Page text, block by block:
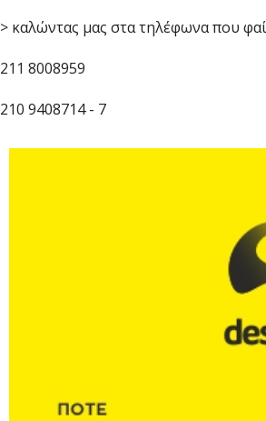
> καλώντας μας στα τηλέφωνα που
211 8008959
210 9408714 - 7